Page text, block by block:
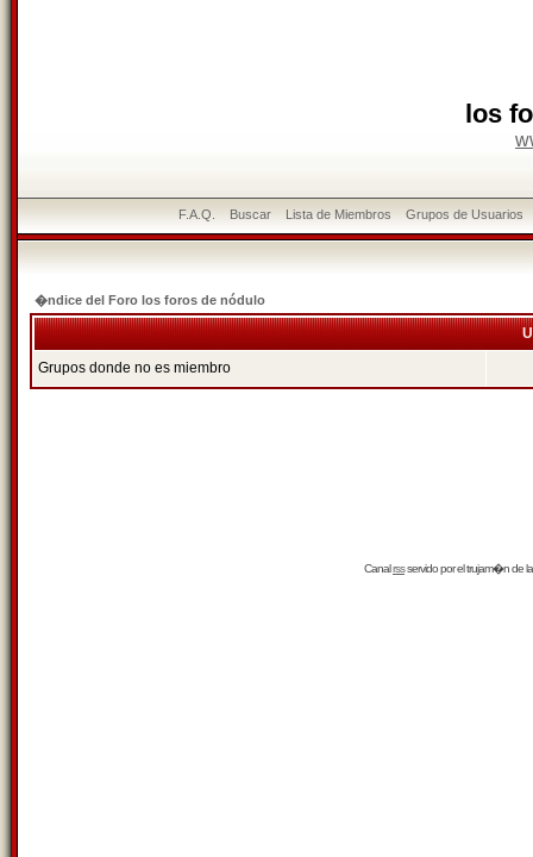
los
F.A.Q. Buscar Lista de Miembros Grupos de Usuarios
�ndice del Foro los foros de nódulo
Grupos donde no es miembro
Canalrssservido por eltrujam�nde